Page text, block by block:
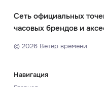
Сеть официальных
часовых брендов и
© 2026Ветер времени
Навигация